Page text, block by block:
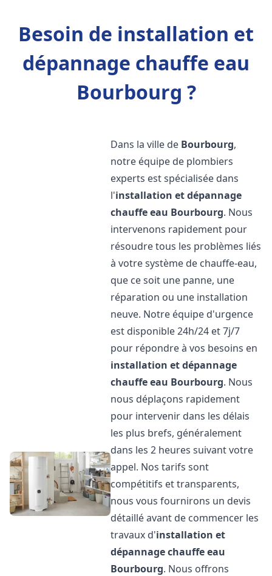
Besoin de installation et
dépannage chauffe eau
Bourbourg ?
Dans la ville de Bourbourg,
notre équipe de plombiers
experts est spécialisée dans
l'installation et dépannage
chauffe eau Bourbourg. Nous
intervenons rapidement pour
résoudre tous les problèmes liés
à votre système de chauffe-eau,
que ce soit une panne, une
réparation ou une installation
neuve. Notre équipe d'urgence
est disponible 24h/24 et 7j/7
pour répondre à vos besoins en
installation et dépannage
chauffe eau Bourbourg. Nous
nous déplaçons rapidement
pour intervenir dans les délais
les plus brefs, généralement
dans les 2 heures suivant votre
appel. Nos tarifs sont
compétitifs et transparents,
nous vous fournirons un devis
détaillé avant de commencer les
travaux d'installation et
dépannage chauffe eau
Bourbourg. Nous offrons